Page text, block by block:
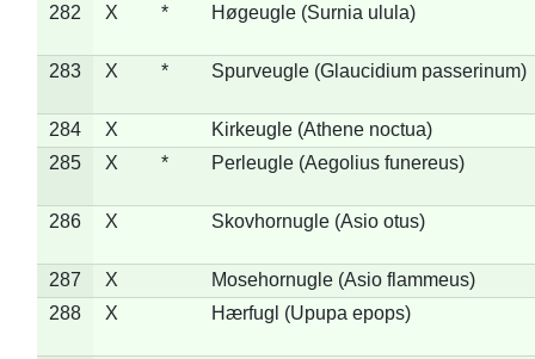
282 X * Høgeugle (Surnia ulula)
283 X * Spurveugle (Glaucidium passerinum)
284 X
Kirkeugle (Athene noctua)
285
X * Perleugle (Aegolius funereus)
286 X Skovhornugle (Asio otus)
287 X
Mosehornugle (Asio flammeus)
288
X Hærfugl (Upupa epops)